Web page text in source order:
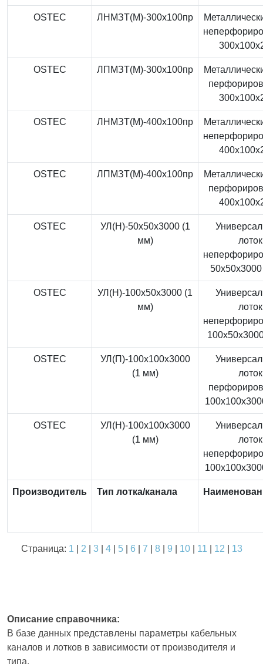
OSTEC ЛНМЗТ(М)-300x100пр
OSTEC ЛПМЗТ(М)-300x100пр
OSTEC ЛНМЗТ(М)-400x100пр
OSTEC ЛПМЗТ(М)-400x100пр
OSTEC
УЛ(Н)-50x50x3000 (1
мм)
лоток
OSTEC
УЛ(Н)-100x50x3000 (1
мм)
лоток
OSTEC
УЛ(П)-100x100x3000
(1 мм)
лоток
OSTEC
УЛ(Н)-100x100x3000
(1 мм)
лоток
Производитель Тип лотка/канала
Страница: 1 2 3| 4| 5| 6 7 8| 9 10| 11 12 13
Описание справочника:
В базе данных представлены параметры кабельных
каналов и лотков в зависимости от производителя и
типа.